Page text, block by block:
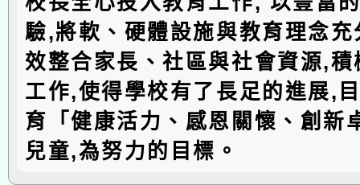
驗,將軟、硬體設施與教育理念
效整合家長、社區與社會資源,
工作,使得學校有了長足的進展,
育「健康活力、感恩關懷、創新
兒童,為努力的目標。